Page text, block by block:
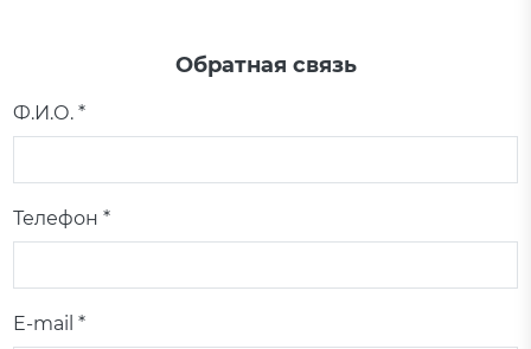
Обратная связь
Ф.И.О. *
Телефон *
E-mail *